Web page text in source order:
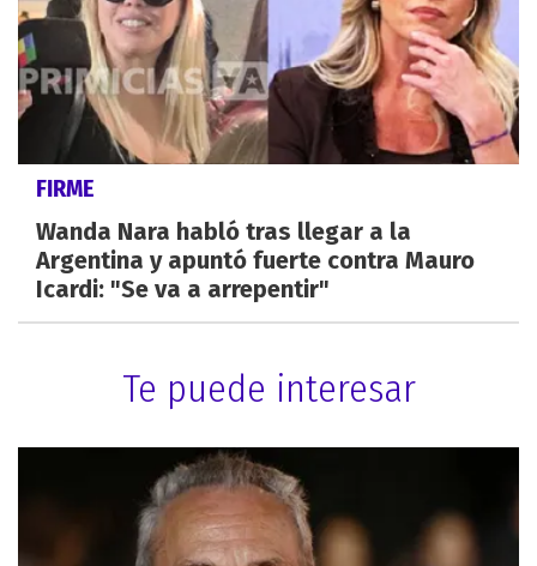
FIRME
Wanda Nara habló tras llegar a la
Argentina y apuntó fuerte contra Mauro
Icardi: "Se va a arrepentir"
Te puede interesar